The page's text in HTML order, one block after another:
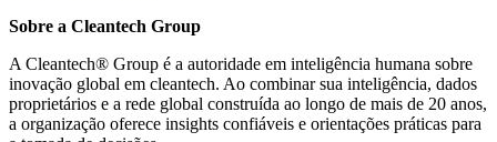
Sobre a Cleantech Group
A Cleantech® Group é a autoridade em inteligência humana sobre
inovação global em cleantech. Ao combinar sua inteligência, dados
proprietários e a rede global construída ao longo de mais de 20 anos,
a organização oferece insights confiáveis e orientações práticas para